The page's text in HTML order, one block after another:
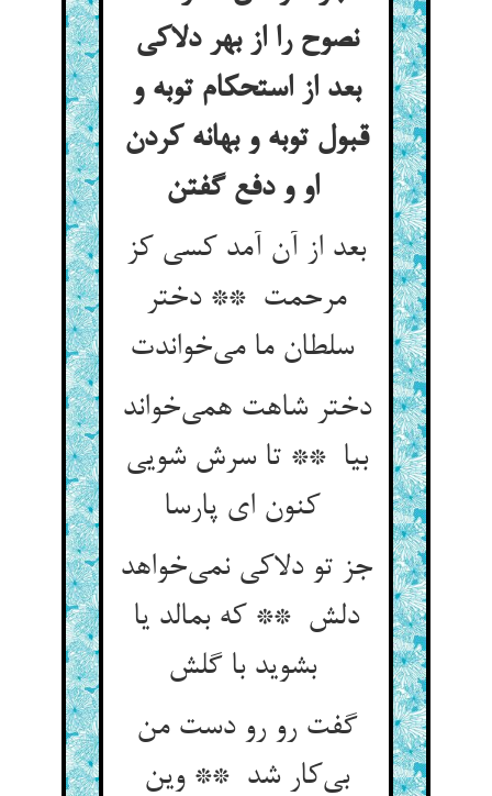
نصوح را از بهر دلاکی
بعد از استحکام توبه و
قبول توبه و بهانه کردن
او و دفع گفتن
بعد از آن آمد کسی کز
مرحمت ** دختر
سلطان ما می‌خواندت
دختر شاهت همی‌خواند
بیا ** تا سرش شویی
جز تو دلاکی نمی‌خواهد
دلش ** که بمالد یا
بشوید با گلش
گفت رو رو دست من
بی‌کار شد ** وین